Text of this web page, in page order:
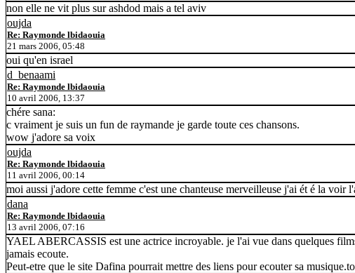
non elle ne vit plus sur ashdod mais a tel aviv
oujda
Re: Raymonde lbidaouia
21 mars 2006, 05:48
oui qu'en israel
d_benaami
Re: Raymonde lbidaouia
10 avril 2006, 13:37
chére sana:
c vraiment je suis un fun de raymande je garde toute ces chansons.
wow j'adore sa voix
oujda
Re: Raymonde lbidaouia
11 avril 2006, 00:14
moi aussi j'adore cette femme c'est une chanteuse merveilleuse j'ai ét é la voir
dana
Re: Raymonde lbidaouia
13 avril 2006, 07:16
YAEL ABERCASSIS est une actrice incroyable. je l'ai vue dans quelques
jamais ecoute.
Peut-etre que le site Dafina pourrait mettre des liens pour ecouter sa